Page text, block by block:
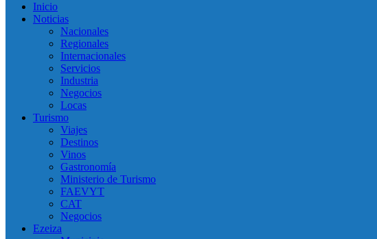
Inicio
Noticias
Nacionales
Regionales
Internacionales
Servicios
Industria
Negocios
Locas
Turismo
Viajes
Destinos
Vinos
Gastronomía
Ministerio de Turismo
FAEVYT
CAT
Negocios
Ezeiza